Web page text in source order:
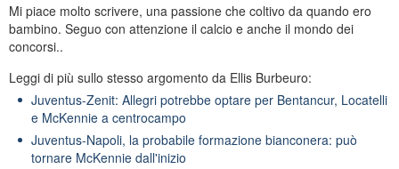
Mi piace molto scrivere, una passione che coltivo da quando ero
bambino. Seguo con attenzione il calcio e anche il mondo dei
concorsi..
Leggi di più sullo stesso argomento da Ellis Burbeuro:
Juventus-Zenit: Allegri potrebbe optare per Bentancur, Locatelli
e McKennie a centrocampo
Juventus-Napoli, la probabile formazione bianconera: può
tornare McKennie dall'inizio